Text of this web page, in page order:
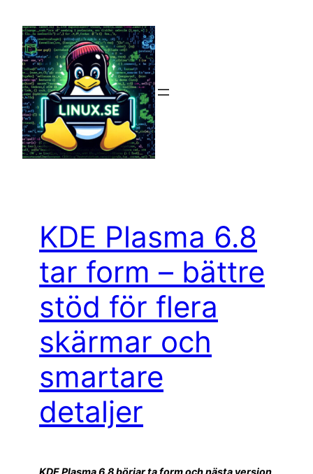
innehåll
KDE Plasma 6.8
tar form – bättre
stöd för flera
skärmar och
smartare
detaljer
KDE Plasma 6.8 börjar ta form och nästa version